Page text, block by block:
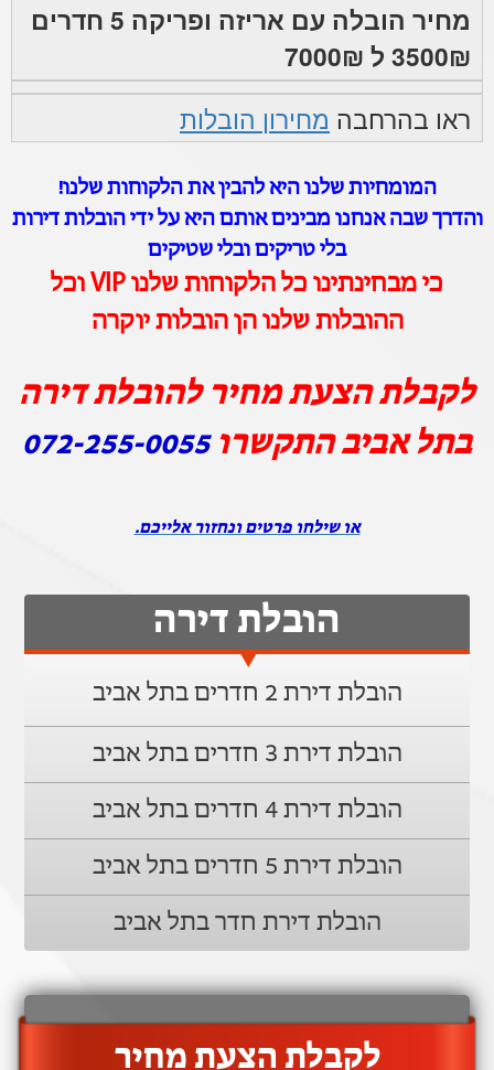
מחיר הובלה עם אריזה ופריקה 5 חדרים
3500₪ ל 7000₪
ראו בהרחבה מחירון הובלות
המומחיות שלנו היא להבין את הלקוחות שלנו!
והדרך שבה אנחנו מבינים אותם היא על ידי הובלות דירות
בלי טריקים ובלי שטיקים
כי מבחינתינו כל הלקוחות שלנו VIP וכל
ההובלות שלנו הן הובלות יוקרה
לקבלת הצעת מחיר להובלת דירה
בתל אביב התקשרו072-255-0055
או שילחו פרטים ונחזור אלייכם.
הובלת דירה
הובלת דירת 2 חדרים בתל אביב
הובלת דירת 3 חדרים בתל אביב
הובלת דירת 4 חדרים בתל אביב
הובלת דירת 5 חדרים בתל אביב
הובלת דירת חדר בתל אביב
‫לקבלת הצעת מחיר